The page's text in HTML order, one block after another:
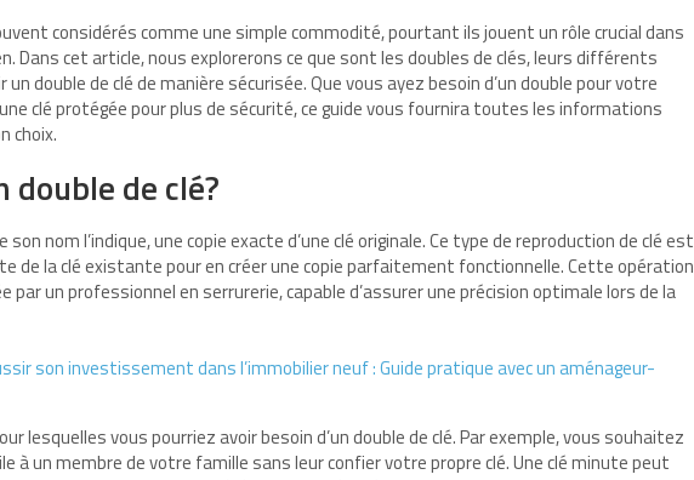
considérés comme une simple commodité, pourtant ils jouent un rôle crucial dans
Dans cet article, nous explorerons ce que sont les doubles de clés, leurs différents
double de clé de manière sécurisée. Que vous ayez besoin d’un double pour votre
clé protégée pour plus de sécurité, ce guide vous fournira toutes les informations
choix.
double de clé?
nom l’indique, une copie exacte d’une clé originale. Ce type de reproduction de clé est
de la clé existante pour en créer une copie parfaitement fonctionnelle. Cette opération
un professionnel en serrurerie, capable d’assurer une précision optimale lors de la
son investissement dans l’immobilier neuf : Guide pratique avec un aménageur-
lesquelles vous pourriez avoir besoin d’un double de clé. Par exemple, vous souhaitez
à un membre de votre famille sans leur confier votre propre clé. Une clé minute peut